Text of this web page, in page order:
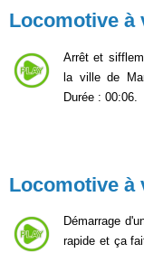
Locomotive à
Arrêt et
la ville de
Durée : 00:06.
Locomotive à
Démarrage
rapide et ça